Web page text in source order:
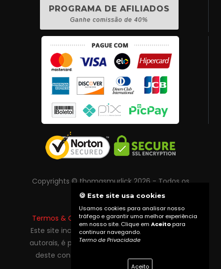
PROGRAMA DE AFILIADOS
Ganhe comissão de 40%
Copyrights © thomasmurlick 2026 - Todos os
direitos reservados
Termos & Condições |Política de Privacidade
Este site inclui conteúdo protegido por direitos
autorais, é proibida reprodução total ou parcial
deste conteúdo sem autorização prévia do
🍪 Este site usa cookies
Usamos cookies para analisar nosso
tráfego e garantir uma melhor experiência
em nosso site. Clique em Aceitopara
continuar navegando.
Termo de Privacidade
Aceito